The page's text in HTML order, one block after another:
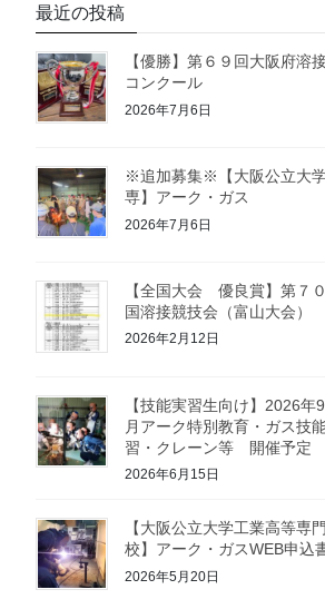
最近の投稿
【優勝】第６９回大阪府溶
コンクール
2026年7月6日
※追加募集※【大阪公立大
専】アーク・ガス
2026年7月6日
【全国大会 優良賞】第７
国溶接競技会（富山大会）
2026年2月12日
【技能実習生向け】2026年
月アーク特別教育・ガス技
習・クレーン等 開催予定
2026年6月15日
【大阪公立大学工業高等専
校】アーク・ガスWEB申込
2026年5月20日